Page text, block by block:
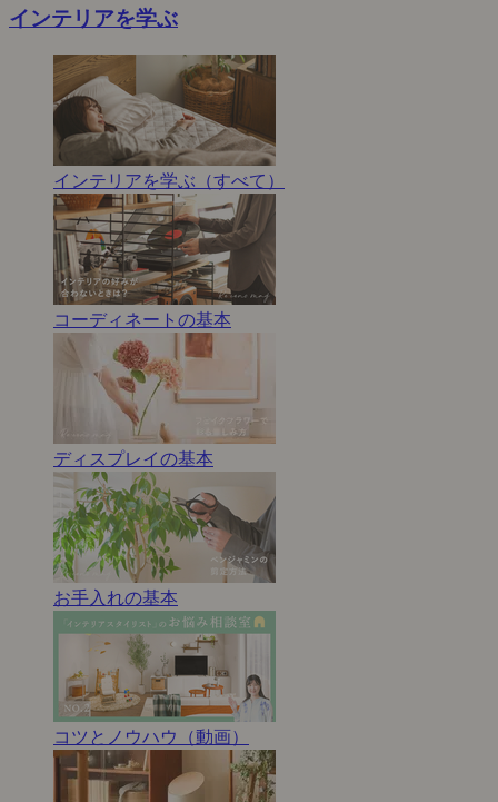
インテリアを学ぶ
インテリアを学ぶ（すべて）
コーディネートの基本
ディスプレイの基本
お手入れの基本
コツとノウハウ（動画）